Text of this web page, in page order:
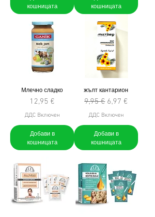
кошницата
кошницата
Млечно сладко
Цена
12,95 €
ДДС Включен
Добави в
кошницата
жълт кантарион
Редовна цена
9,95 € Продажна цена
6,97 €
ДДС Включен
Добави в
кошницата